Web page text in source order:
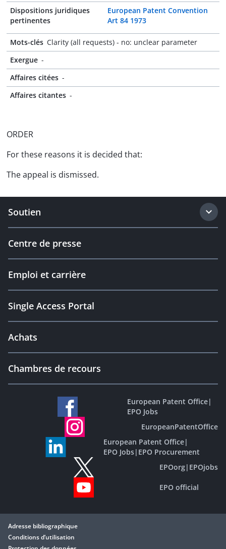
Dispositions juridiques
pertinentes
European Patent Convention
Art 84 1973
Mots-clés Clarity (all requests) - no: unclear parameter
Exergue -
Affaires citées -
Affaires citantes -
ORDER
For these reasons it is decided that:
The appeal is dismissed.
Soutien
Centre de presse
Emploi et carrière
Single Access Portal
Achats
Chambres de recours
European Patent Office|
EPO Jobs
EuropeanPatentOffice
European Patent Office|
EPO Jobs| EPO Procurement
EPOorg| EPOjobs
EPO official
Adresse bibliographique
Conditions d’utilisation